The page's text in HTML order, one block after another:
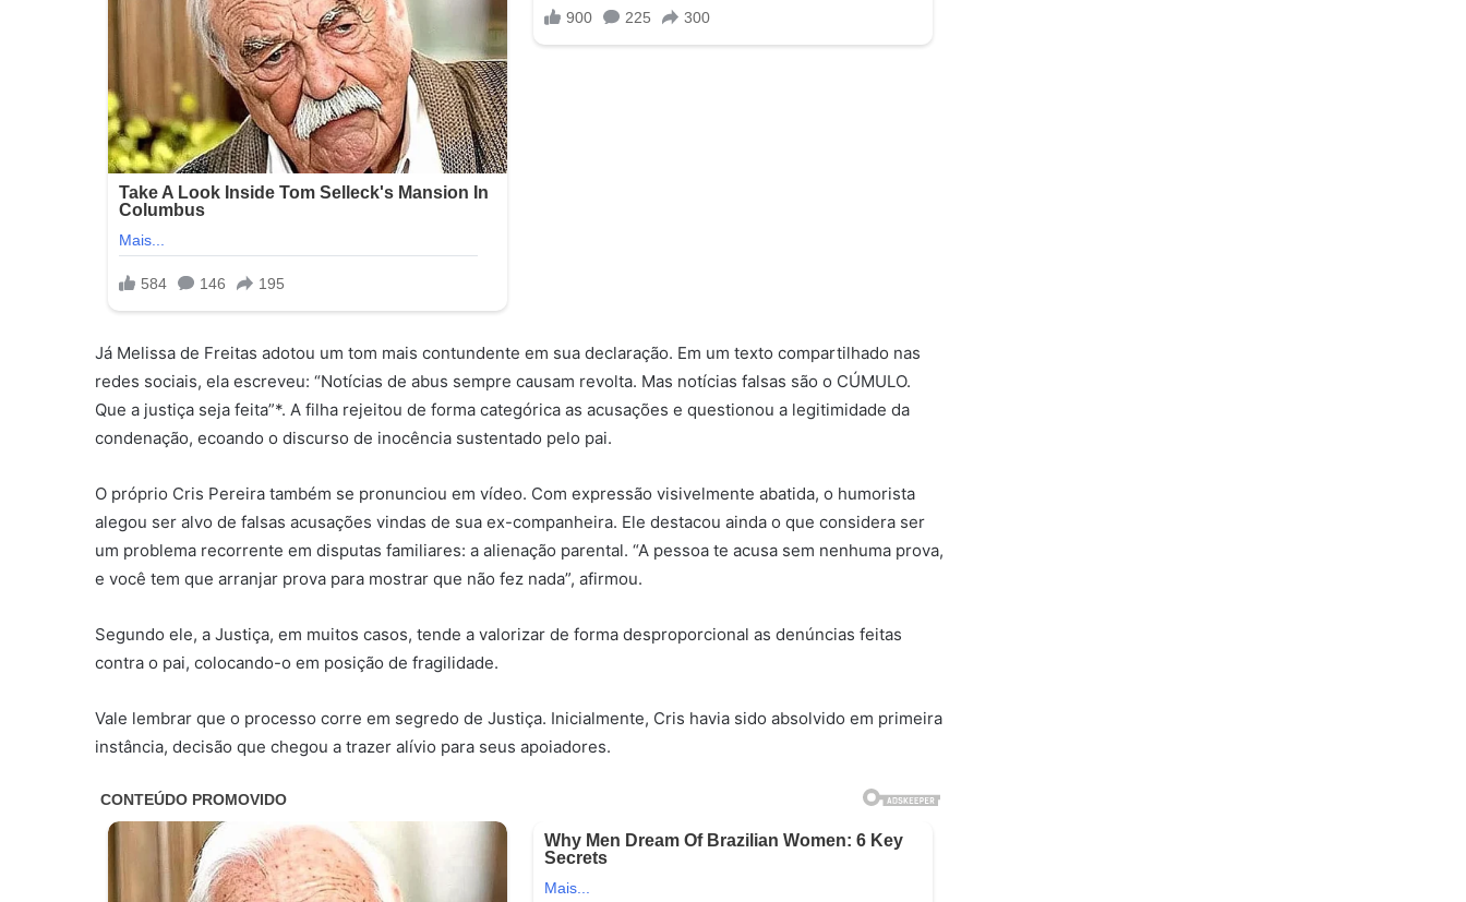
Já Melissa de Freitas adotou um tom mais contundente em sua declaração. Em um texto compartilhado nas
redes sociais, ela escreveu: “Notícias de abus sempre causam revolta. Mas notícias falsas são o CÚMULO.
Que a justiça seja feita”*. A filha rejeitou de forma categórica as acusações e questionou a legitimidade da
condenação, ecoando o discurso de inocência sustentado pelo pai.
O próprio Cris Pereira também se pronunciou em vídeo. Com expressão visivelmente abatida, o humorista
alegou ser alvo de falsas acusações vindas de sua ex-companheira. Ele destacou ainda o que considera ser
um problema recorrente em disputas familiares: a alienação parental. “A pessoa te acusa sem nenhuma prova,
e você tem que arranjar prova para mostrar que não fez nada”, afirmou.
Segundo ele, a Justiça, em muitos casos, tende a valorizar de forma desproporcional as denúncias feitas
contra o pai, colocando-o em posição de fragilidade.
Vale lembrar que o processo corre em segredo de Justiça. Inicialmente, Cris havia sido absolvido em primeira
instância, decisão que chegou a trazer alívio para seus apoiadores.